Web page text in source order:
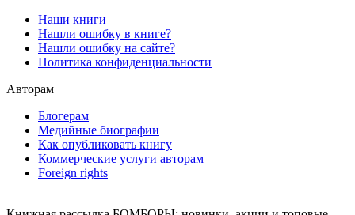
Наши книги
Нашли ошибку в книге?
Нашли ошибку на сайте?
Политика конфиденциальности
Авторам
Блогерам
Медийные биографии
Как опубликовать книгу
Коммерческие услуги авторам
Foreign rights